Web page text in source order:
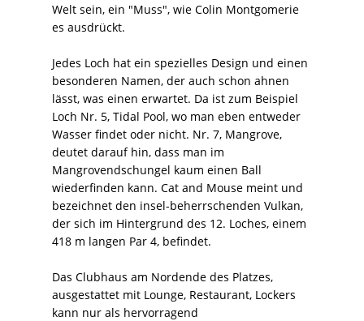
Welt sein, ein "Muss", wie Colin Montgomerie
es ausdrückt.
Jedes Loch hat ein spezielles Design und einen
besonderen Namen, der auch schon ahnen
lässt, was einen erwartet. Da ist zum Beispiel
Loch Nr. 5, Tidal Pool, wo man eben entweder
Wasser findet oder nicht. Nr. 7, Mangrove,
deutet darauf hin, dass man im
Mangrovendschungel kaum einen Ball
wiederfinden kann. Cat and Mouse meint und
bezeichnet den insel-beherrschenden Vulkan,
der sich im Hintergrund des 12. Loches, einem
418 m langen Par 4, befindet.
Das Clubhaus am Nordende des Platzes,
ausgestattet mit Lounge, Restaurant, Lockers
kann nur als hervorragend